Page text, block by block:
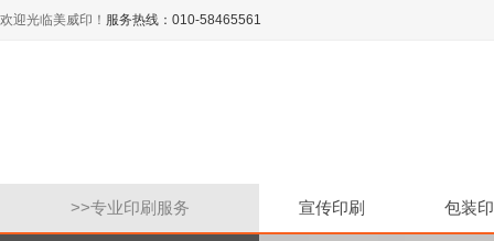
欢迎光临美威印！ 服务热线：010-58465561
>>专业印刷服务 宣传印刷 包装